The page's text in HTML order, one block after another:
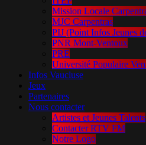
Mission Locale
MJC Carpentras
PIJ (Point Infos Jeunes
PNR Mont-Ventoux
PRE
Université Populaire
Infos Vaucluse
Jeux
Partenaires
Nous contacter
Artistes et Jeunes Talents
Contacter RTV FM
Notre Logo